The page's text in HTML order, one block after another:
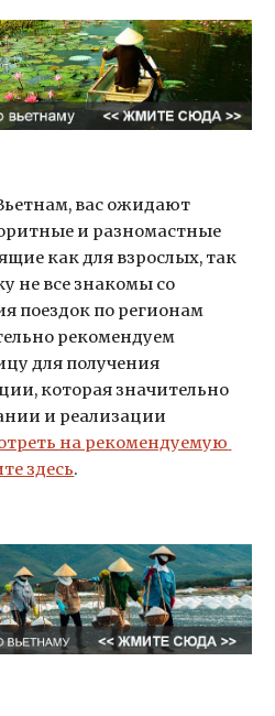
вас ожидают
и разномастные
как для взрослых, так
не все знакомы со
поездок по регионам
рекомендуем
для получения
которая значительно
и реализации
на рекомендуемую
здесь.